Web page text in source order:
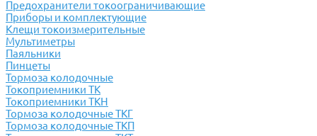
Предохранители токоограничивающие
Приборы и комплектующие
Клещи токоизмерительные
Мультиметры
Паяльники
Пинцеты
Тормоза колодочные
Токоприемники ТК
Токоприемники ТКН
Тормоза колодочные ТКГ
Тормоза колодочные ТКП